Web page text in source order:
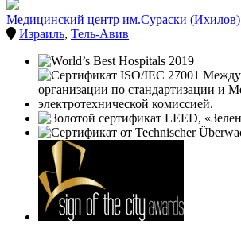
Медицинский центр им.Сураски (Ихилов)
Израиль, Тель-Авив